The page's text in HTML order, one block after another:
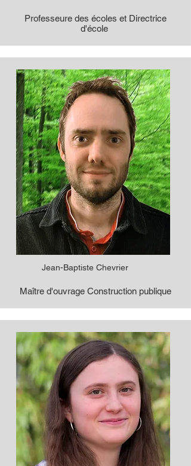
Professeure des écoles et Directrice
d'école
Jean-Baptiste Chevrier
Maître d'ouvrage Construction publique